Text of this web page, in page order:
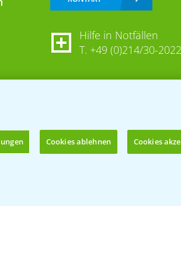
Hilfe in Notfällen
T. +49 (0)214/30-
Cookies ablehnen Cookies